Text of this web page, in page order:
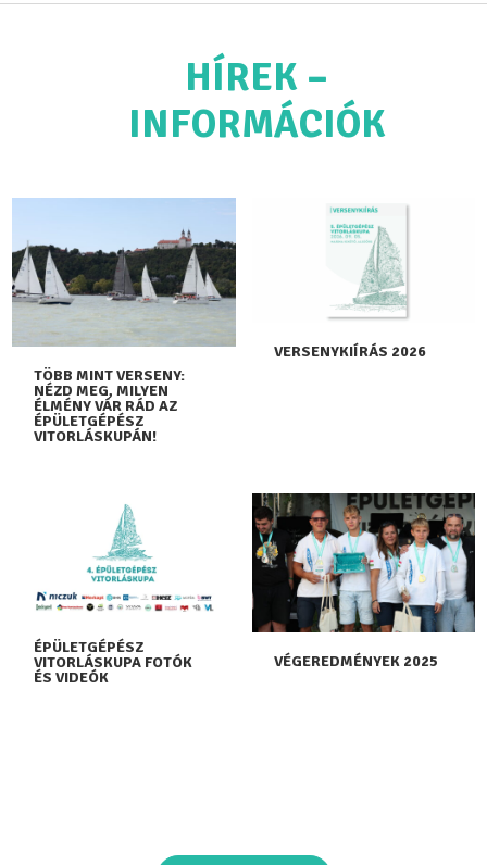
HÍREK –
INFORMÁCIÓK
TÖBB MINT VERSENY:
NÉZD MEG, MILYEN
ÉLMÉNY VÁR RÁD AZ
ÉPÜLETGÉPÉSZ
VITORLÁSKUPÁN!
VERSENYKIÍRÁS 2026
ÉPÜLETGÉPÉSZ
VITORLÁSKUPA FOTÓK
ÉS VIDEÓK
VÉGEREDMÉNYEK 2025